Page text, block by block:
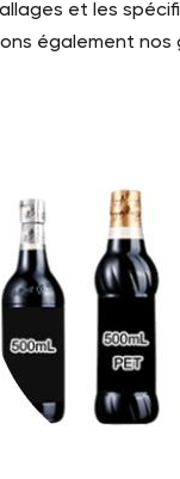
et les
également